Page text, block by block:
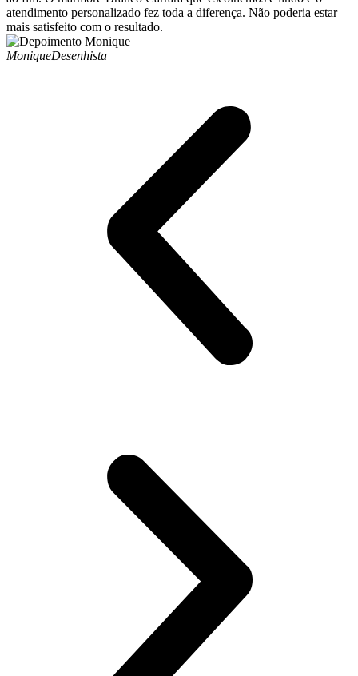
atendimento personalizado fez toda a diferença. Não poderia estar
mais satisfeito com o resultado.
MoniqueDesenhista